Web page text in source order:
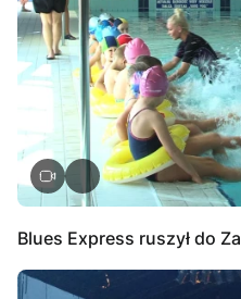
Blues Express ruszył do